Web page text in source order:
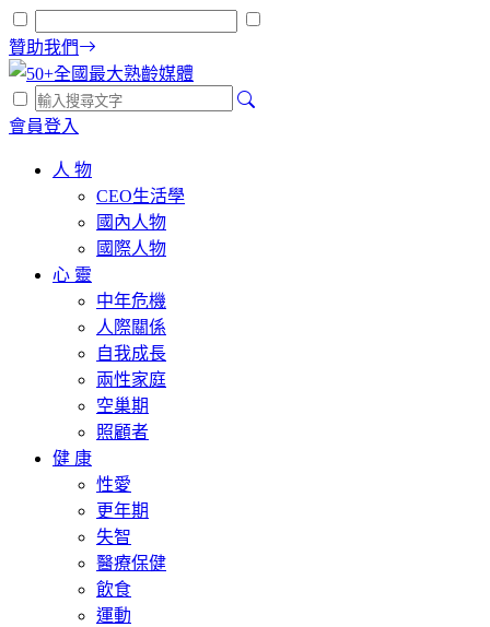
贊助我們
會員登入
人 物
CEO生活學
國內人物
國際人物
心 靈
中年危機
人際關係
自我成長
兩性家庭
空巢期
照顧者
健 康
性愛
更年期
失智
醫療保健
飲食
運動